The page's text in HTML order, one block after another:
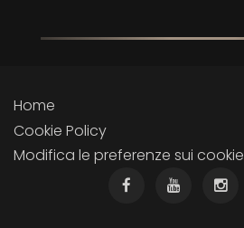
Home
Cookie Policy
Modifica le preferenze sui cookie